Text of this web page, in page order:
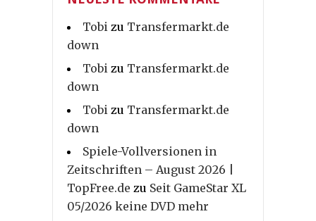
Tobi zu Transfermarkt.de
down
Tobi zu Transfermarkt.de
down
Tobi zu Transfermarkt.de
down
Spiele-Vollversionen in
Zeitschriften – August 2026 |
TopFree.de zu Seit GameStar XL
05/2026 keine DVD mehr